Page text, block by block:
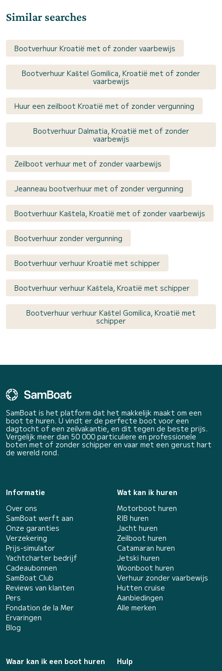
Similar searches
Bootverhuur Kroatië met of zonder vaarbewijs
Bootverhuur Kaštel Gomilica, Kroatië met of zonder
vaarbewijs
Huur een zeilboot Kroatië met of zonder vergunning
Bootverhuur Dalmatia, Kroatië met of zonder
vaarbewijs
Zeilboot verhuur met of zonder vaarbewijs
Jeanneau bootverhuur met of zonder vergunning
Bootverhuur Kaštela, Kroatië met of zonder vaarbewijs
Bootverhuur zonder vergunning
Bootverhuur verhuur Kroatië met schipper
Bootverhuur verhuur Kaštela, Kroatië met schipper
Bootverhuur verhuur Kaštel Gomilica, Kroatië met
schipper
SamBoat is het platform dat het makkelijk maakt om een
boot te huren. U vindt er de perfecte boot voor een
dagtocht of een zeilvakantie, en dit tegen de beste prijs.
Vergelijk meer dan 50 000 particuliere en professionele
boten met of zonder schipper en vaar met een gerust hart
de wereld rond.
Informatie
Over ons
SamBoat werft aan
Onze garanties
Verzekering
Prijs-simulator
Yachtcharter bedrijf
Cadeaubonnen
SamBoat Club
Reviews van klanten
Pers
Fondation de la Mer
Ervaringen
Blog
Wat kan ik huren
Motorboot huren
RIB huren
Jacht huren
Zeilboot huren
Catamaran huren
Jetski huren
Woonboot huren
Verhuur zonder vaarbewijs
Hutten cruise
Aanbiedingen
Alle merken
Waar kan ik een boot huren
Hulp